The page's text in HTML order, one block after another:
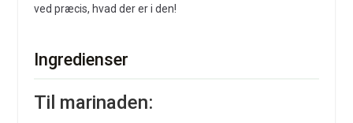
ved præcis, hvad der er i den!
Ingredienser
Til marinaden: